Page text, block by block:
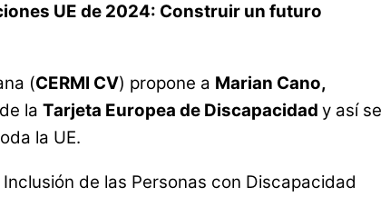
UE de 2024: Construir un futuro
(CERMI CV) propone a Marian Cano,
la Tarjeta Europea de Discapacidad y así se
la UE.
de las Personas con Discapacidad